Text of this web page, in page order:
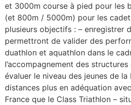
et 3000m course à pied pour les
(et 800m / 5000m) pour les
plusieurs objectifs : – enregistrer
permettront de valider des
duathlon et aquathlon dans le
l’accompagnement des
évaluer le niveau des jeunes de la
distances plus en adéquation
France que le Class Triathlon –